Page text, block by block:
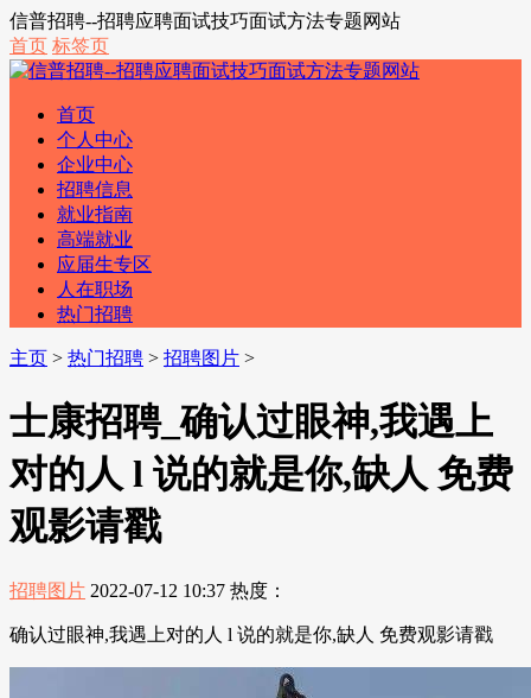
信普招聘--招聘应聘面试技巧面试方法专题网站
首页 标签页
首页
个人中心
企业中心
招聘信息
就业指南
高端就业
应届生专区
人在职场
热门招聘
主页 > 热门招聘 > 招聘图片 >
士康招聘_确认过眼神,我遇上
对的人 l 说的就是你,缺人 免费
观影请戳
招聘图片 2022-07-12 10:37 热度：
确认过眼神,我遇上对的人 l 说的就是你,缺人 免费观影请戳